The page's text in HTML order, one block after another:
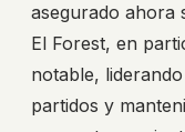
asegurado ahora
El Forest, en
notable,
partidos y